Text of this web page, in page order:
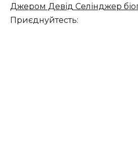
Джером Девід Селінджер
Приєднуйтесть: